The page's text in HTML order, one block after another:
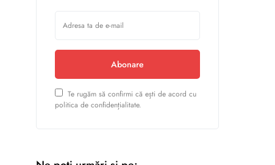
Abonare
Te rugăm să confirmi că ești de acord cu
politica de confidențialitate.